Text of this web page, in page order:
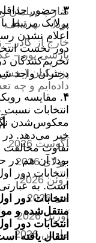
۳. حضور
پرلایک مرتبط
اعلام نشدن
دور نخست
تحریم‌کنندگان
دختران واجد
۴. مقایسه
انتخابات
معکوس‌شدن
خبر می‌دهد. در
تفاوت مخالفت
بود؛ آن هم در
انتخابات دور
است. به
انتخابات دور
منتقل‌شده و
انتخابات دور
انتقال یافته
ضارب سلمان
بود! – پ.د.اف
خارج از کادر
پارسی پور –
داده‌ایم و چه
آگوست 2026
جولای 2026
ژوئن 2026
می 2026
آوریل 2026
مارس 2026